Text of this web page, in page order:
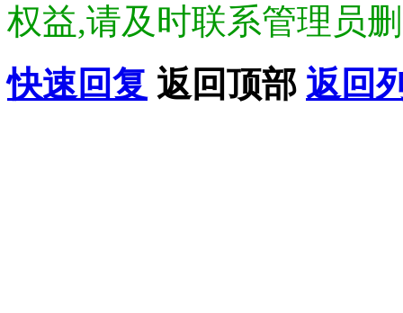
权益,请及时联系管理员
快速回复 返回顶部 返回